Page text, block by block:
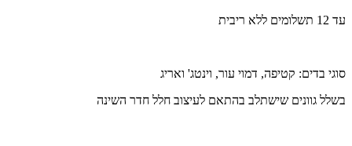
עד 12 תשלומים ללא ריבית
סוגי בדים: קטיפה, דמוי עור, וינטג' ואריג
בשלל גוונים שישתלב בהתאם לעיצוב חלל חדר השינה